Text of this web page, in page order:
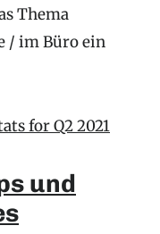
Thema
/ im Büro ein
for Q2 2021
und